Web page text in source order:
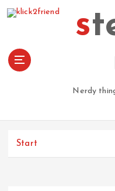
steinla
Nerdy
Start